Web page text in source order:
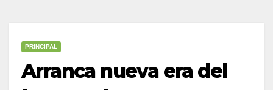
PRINCIPAL
Arranca nueva era del